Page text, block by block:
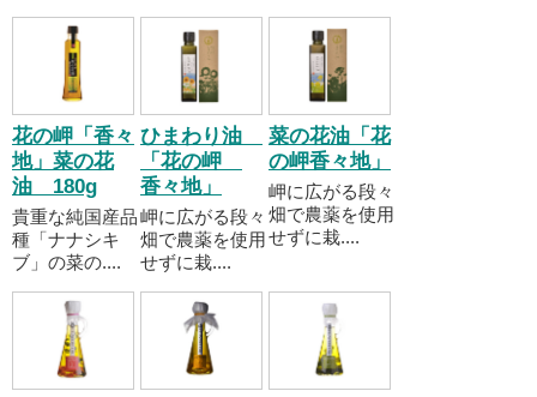
花の岬「香々
地」菜の花
油 180g
貴重な純国産品
種「ナナシキ
ブ」の菜の....
ひまわり油
「花の岬
香々地」
岬に広がる段々
畑で農薬を使用
せずに栽....
菜の花油「花
の岬香々地」
岬に広がる段々
畑で農薬を使用
せずに栽....